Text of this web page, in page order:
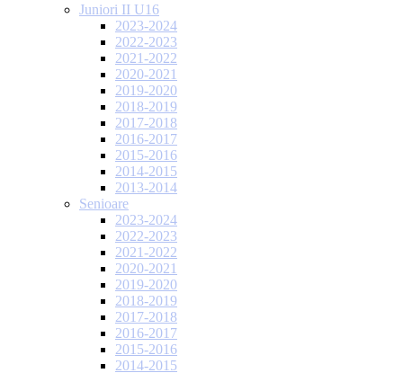
Juniori II U16
2023-2024
2022-2023
2021-2022
2020-2021
2019-2020
2018-2019
2017-2018
2016-2017
2015-2016
2014-2015
2013-2014
Senioare
2023-2024
2022-2023
2021-2022
2020-2021
2019-2020
2018-2019
2017-2018
2016-2017
2015-2016
2014-2015